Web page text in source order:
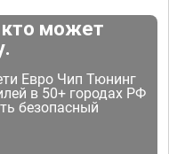
может
Евро Чип Тюнинг
в 50+ городах РФ
безопасный